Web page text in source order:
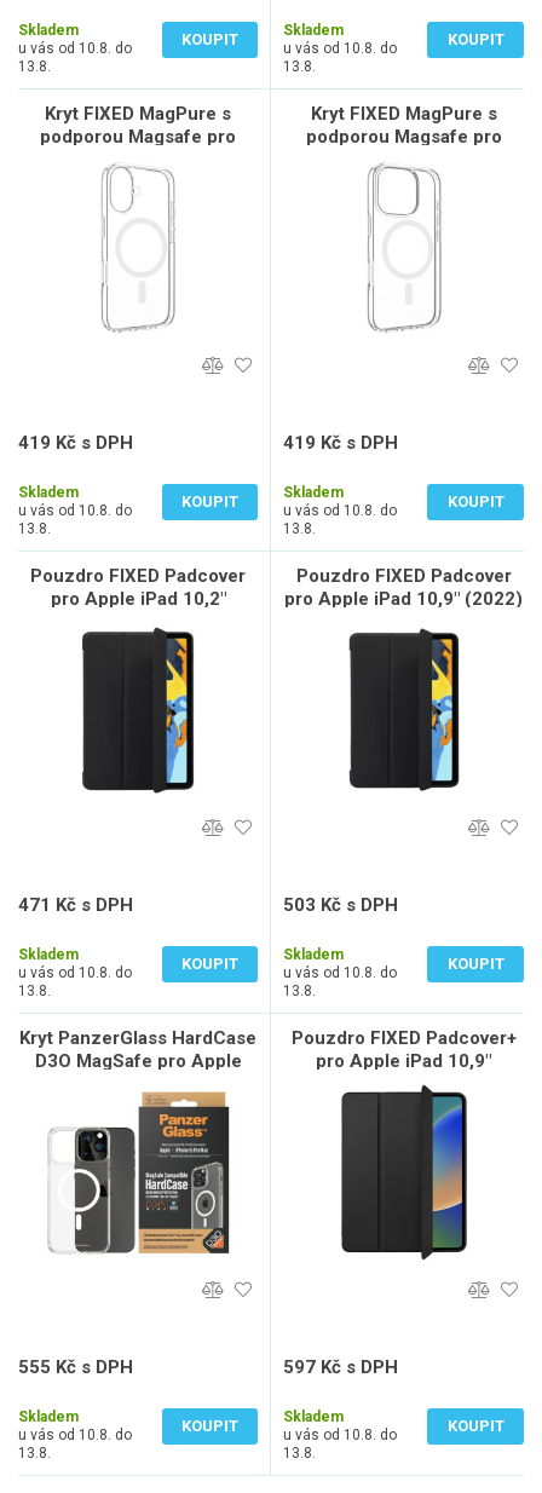
Skladem
u vás od 10.8. do
13.8.
KOUPIT
Skladem
u vás od 10.8. do
13.8.
KOUPIT
Kryt FIXED MagPure s
podporou Magsafe pro
Apple iPhone 16, čirý
419 Kč s DPH
Skladem
u vás od 10.8. do
13.8.
KOUPIT
Kryt FIXED MagPure s
podporou Magsafe pro
Apple iPhone 16 Pro, čirý
419 Kč s DPH
Skladem
u vás od 10.8. do
13.8.
KOUPIT
Pouzdro FIXED Padcover
pro Apple iPad 10,2"
(2019/2020/2021) se
stojánkem, podpora Sleep
and Wake, černé
471 Kč s DPH
Skladem
u vás od 10.8. do
13.8.
KOUPIT
Pouzdro FIXED Padcover
pro Apple iPad 10,9" (2022)
Sleep and Wake, černé
503 Kč s DPH
Skladem
u vás od 10.8. do
13.8.
KOUPIT
Kryt PanzerGlass HardCase
D3O MagSafe pro Apple
555 Kč s DPH
Skladem
u vás od 10.8. do
13.8.
KOUPIT
Pouzdro FIXED Padcover+
pro Apple iPad 10,9"
(2022)/iPad 11" (2025) se
stojánkem a pouzdrem pro
Pencil, černé
597 Kč s DPH
Skladem
u vás od 10.8. do
13.8.
KOUPIT